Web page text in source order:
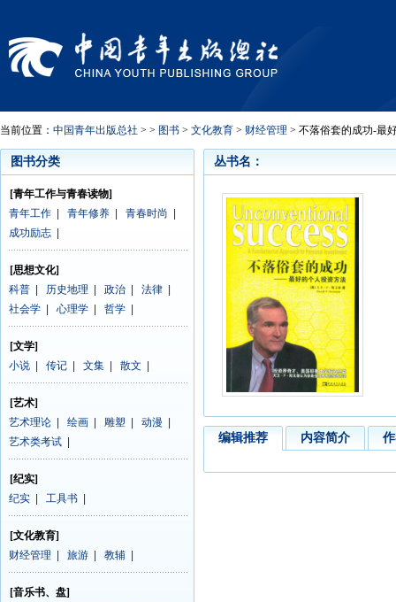
当前位置： 中国青年出版总社 > > 图书 > 文化教育 > 财经管理 > 不落俗套的成功-最
图书分类
[青年工作与青春读物]
青年工作
青年修养 青春时尚
成功励志
[思想文化]
科普
历史地理 政治 法律
社会学
心理学 哲学
[文学]
小说
传记 文集 散文
[艺术]
艺术理论
绘画 雕塑 动漫
艺术类考试
[纪实]
纪实
工具书
[文化教育]
财经管理
旅游 教辅
[音乐书、盘]
丛书名：
编辑推荐 内容简介